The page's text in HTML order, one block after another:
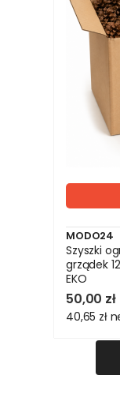
MODO24
Szyszki
grządek
EKO
50,00 zł
40,65 zł